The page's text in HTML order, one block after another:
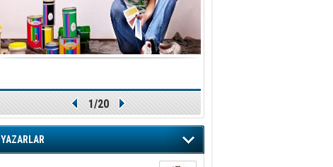
1/20
YAZARLAR